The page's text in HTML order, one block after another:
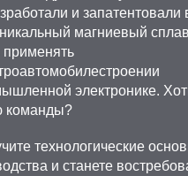
и
магниевый
электронике.
команды?
технологические
и станете